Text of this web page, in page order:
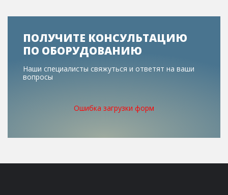
ПОЛУЧИТЕ КОНСУЛЬТАЦИЮ
ПО ОБОРУДОВАНИЮ
Наши специалисты свяжуться и ответят на ваши
вопросы
Ошибка загрузки форм